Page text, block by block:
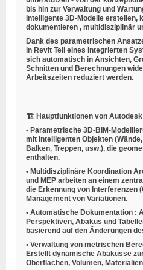
bis hin zur Verwaltung und
Intelligente 3D-Modelle erstellen,
dokumentieren , multidisziplinär
Dank des parametrischen
in Revit Teil eines integrierten
sich automatisch in Ansichten,
Schnitten und Berechnungen
Arbeitszeiten reduziert werden.
🏗️ Hauptfunktionen von
• Parametrische 3D-BIM-
mit intelligenten Objekten
Balken, Treppen, usw.), die
enthalten.
• Multidisziplinäre Koordination
und MEP arbeiten an einem
die Erkennung von Interferenzen
Management von Variationen.
• Automatische Dokumentation :
Perspektiven, Abakus und
basierend auf den Änderungen
• Verwaltung von metrischen
Erstellt dynamische Abakusse
Oberflächen, Volumen,